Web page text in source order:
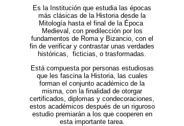
Es la Institución que estudia las épocas
más clásicas de la Historia desde la
Mitología hasta el final de la Época
Medieval, con predilección por los
fundamentos de Roma y Bizancio, con el
fin de verificar y contrastar unas verdades
históricas, ficticias, o trasformadas.
Está compuesta por personas estudiosas
que les fascina la Historia, las cuales
forman el conjunto académico de la
misma, con la finalidad de otorgar
certificados, diplomas y condecoraciones,
estos académicos después de un riguroso
estudio premiarán a los que cooperen en
esta importante tarea.